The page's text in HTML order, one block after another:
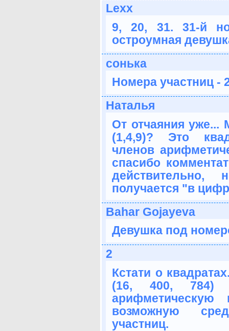
Lexx
9, 20, 31. 31-й
остроумная
сонька
Номера участниц -
Наталья
От отчаяния уже...
(1,4,9)? Это
членов
спасибо
действительно,
получается "в
Bahar Gojayeva
Девушка под
2
Кстати о
(16, 400, 784)
арифметическую
возможную
участниц.